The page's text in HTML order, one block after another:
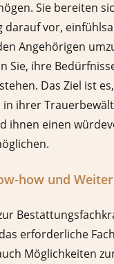
Sie bereiten
darauf vor,
Angehörigen
Sie, ihre
Das Ziel ist
ihrer
ihnen einen
how und
erforderliche
Möglichkeiten